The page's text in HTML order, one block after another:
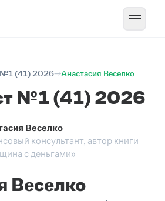
№1 (41) 2026 Анастасия Веселко
№1 (41) 2026
Веселко
консультант, автор книги
с деньгами»
Веселко